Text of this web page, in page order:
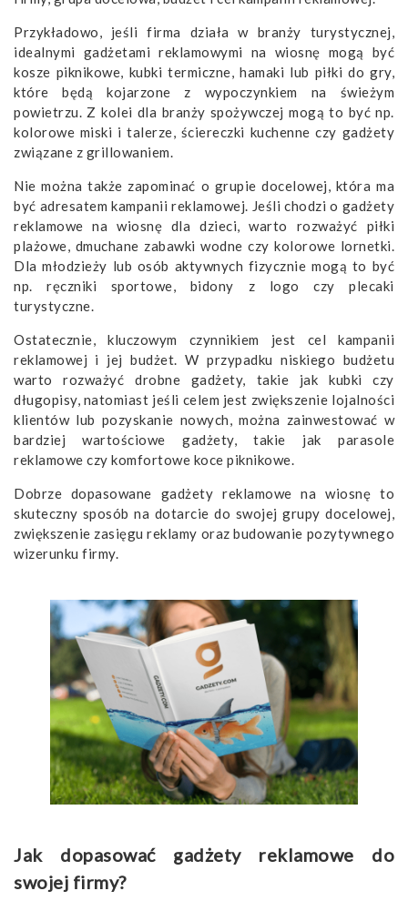
Przykładowo, jeśli firma działa w branży turystycznej,
idealnymi gadżetami reklamowymi na wiosnę mogą być
kosze piknikowe, kubki termiczne, hamaki lub piłki do gry,
które będą kojarzone z wypoczynkiem na świeżym
powietrzu. Z kolei dla branży spożywczej mogą to być np.
kolorowe miski i talerze, ściereczki kuchenne czy gadżety
związane z grillowaniem.
Nie można także zapominać o grupie docelowej, która ma
być adresatem kampanii reklamowej. Jeśli chodzi o gadżety
reklamowe na wiosnę dla dzieci, warto rozważyć piłki
plażowe, dmuchane zabawki wodne czy kolorowe lornetki.
Dla młodzieży lub osób aktywnych fizycznie mogą to być
np. ręczniki sportowe, bidony z logo czy plecaki
turystyczne.
Ostatecznie, kluczowym czynnikiem jest cel kampanii
reklamowej i jej budżet. W przypadku niskiego budżetu
warto rozważyć drobne gadżety, takie jak kubki czy
długopisy, natomiast jeśli celem jest zwiększenie lojalności
klientów lub pozyskanie nowych, można zainwestować w
bardziej wartościowe gadżety, takie jak parasole
reklamowe czy komfortowe koce piknikowe.
Dobrze dopasowane gadżety reklamowe na wiosnę to
skuteczny sposób na dotarcie do swojej grupy docelowej,
zwiększenie zasięgu reklamy oraz budowanie pozytywnego
wizerunku firmy.
​Jak dopasować gadżety reklamowe do
swojej firmy?